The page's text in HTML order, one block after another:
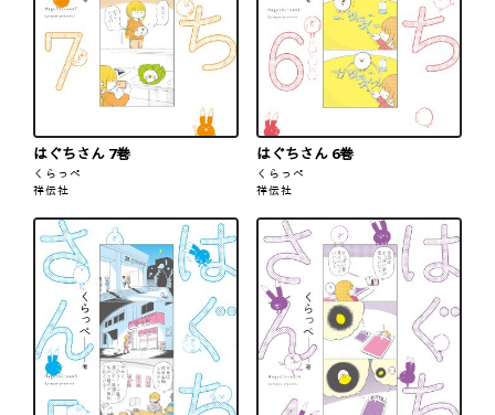
はぐちさん 7巻
くらっぺ
祥伝社
はぐちさん 6巻
くらっぺ
祥伝社